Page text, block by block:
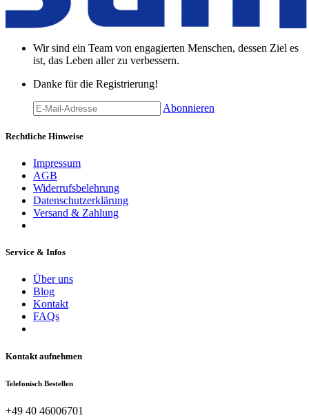
Wir sind ein Team von engagierten Menschen, dessen Ziel es
ist, das Leben aller zu verbessern.
Danke für die Registrierung!
Abonnieren
Rechtliche Hinweise
Impressum
AGB
Widerrufsbelehrung
Datenschutzerklärung
Versand & Zahlung
Service & Infos
Über uns
Blog
Kontakt
FAQs
Kontakt aufnehmen
Telefonisch Bestellen
+49 40 46006701